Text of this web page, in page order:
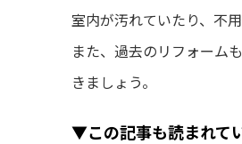
室内が汚れていたり、不
また、過去のリフォーム
きましょう。
▼この記事も読まれて